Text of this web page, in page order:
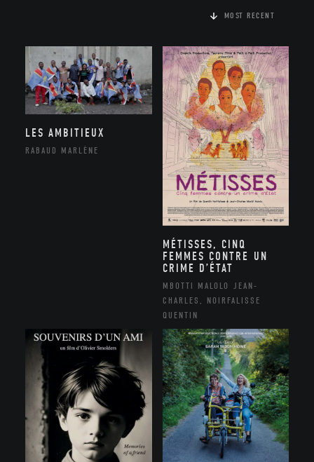
MOST RECENT
LES AMBITIEUX
RABAUD MARLÈNE
MÉTISSES, CINQ
FEMMES CONTRE UN
CRIME D’ÉTAT
MBOTTI MALOLO JEAN-
CHARLES, NOIRFALISSE
QUENTIN